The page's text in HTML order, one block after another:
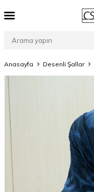
Anasayfa Desenli Şallar